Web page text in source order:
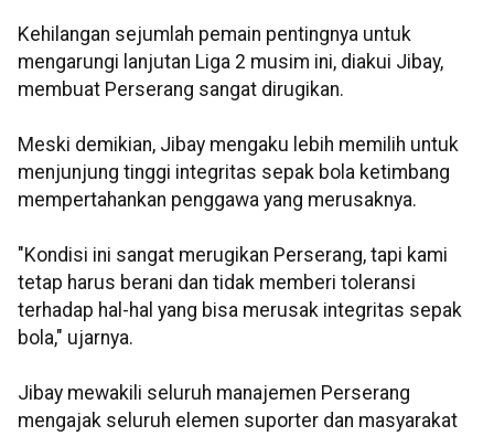
Kehilangan sejumlah pemain pentingnya untuk
mengarungi lanjutan Liga 2 musim ini, diakui Jibay,
membuat Perserang sangat dirugikan.
Meski demikian, Jibay mengaku lebih memilih untuk
menjunjung tinggi integritas sepak bola ketimbang
mempertahankan penggawa yang merusaknya.
"Kondisi ini sangat merugikan Perserang, tapi kami
tetap harus berani dan tidak memberi toleransi
terhadap hal-hal yang bisa merusak integritas sepak
bola," ujarnya.
Jibay mewakili seluruh manajemen Perserang
mengajak seluruh elemen suporter dan masyarakat